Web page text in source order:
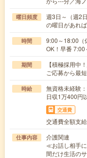
曜日頻度
週3日～（週2
の曜日があれ
時間
9:00～18:00（
OK！早番
期間
【積極採用中
ご応募から最
時給
無資格未経験
日収1万400円
交通費
交通費全額支給
仕事内容
介護関連
≪お話し相手
間だけ生活の